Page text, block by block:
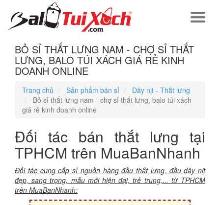
BỎ SỈ THẮT LƯNG NAM - CHỢ SỈ THẮT
LƯNG, BALO TÚI XÁCH GIÁ RẺ KINH
DOANH ONLINE
Trang chủ Sản phẩm bán sỉ
Dây nịt - Thắt lưng
Bỏ sỉ thắt lưng nam - chợ sỉ thắt lưng, balo túi xách
giá rẻ kinh doanh online
Đối tác bán thắt lưng tại
TPHCM trên MuaBanNhanh
Đối tác cung cấp sỉ nguồn hàng đầu thắt lưng, đầu dây nịt
đẹp, sang trọng, mẫu mới hiện đại, trẻ trung,... từ TPHCM
trên MuaBanNhanh: